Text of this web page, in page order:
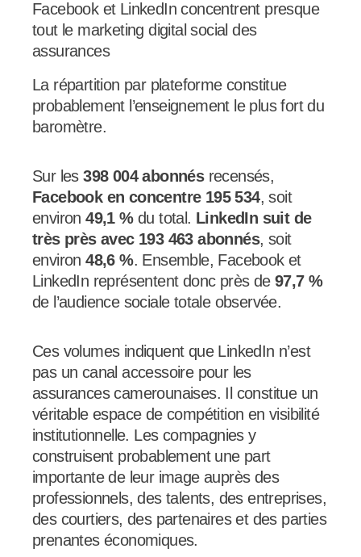
Facebook et LinkedIn concentrent presque
tout le marketing digital social des
assurances
La répartition par plateforme constitue
probablement l’enseignement le plus fort du
baromètre.
Sur les398 004 abonnésrecensés,
Facebook en concentre 195 534, soit
environ49,1 %du total. LinkedIn suit de
très près avec 193 463 abonnés, soit
environ48,6 %. Ensemble, Facebook et
LinkedIn représentent donc près de 97,7 %
de l’audience sociale totale observée.
Ces volumes indiquent que LinkedIn n’est
pas un canal accessoire pour les
assurances camerounaises. Il constitue un
véritable espace de compétition en visibilité
institutionnelle. Les compagnies y
construisent probablement une part
importante de leur image auprès des
professionnels, des talents, des entreprises,
des courtiers, des partenaires et des parties
prenantes économiques.